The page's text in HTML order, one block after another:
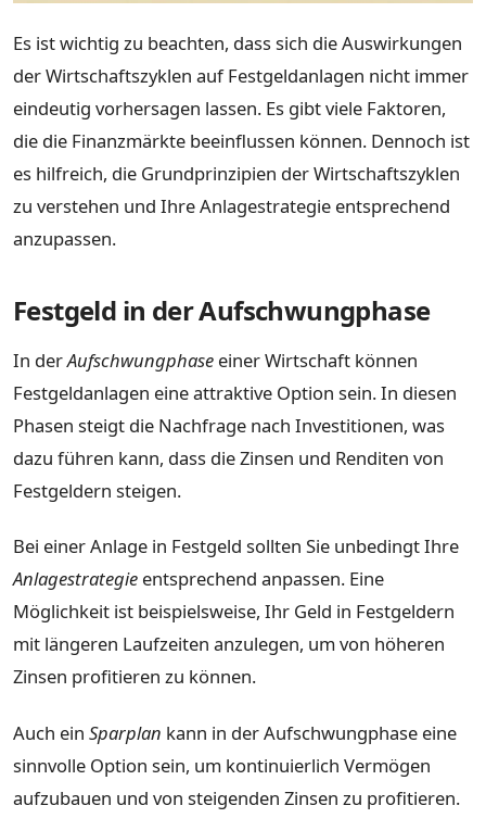
Es ist wichtig zu beachten, dass sich die Auswirkungen
der Wirtschaftszyklen auf Festgeldanlagen nicht immer
eindeutig vorhersagen lassen. Es gibt viele Faktoren,
die die Finanzmärkte beeinflussen können. Dennoch ist
es hilfreich, die Grundprinzipien der Wirtschaftszyklen
zu verstehen und Ihre Anlagestrategie entsprechend
anzupassen.
Festgeld in der Aufschwungphase
In derAufschwungphase einer Wirtschaft können
Festgeldanlagen eine attraktive Option sein. In diesen
Phasen steigt die Nachfrage nach Investitionen, was
dazu führen kann, dass die Zinsen und Renditen von
Festgeldern steigen.
Bei einer Anlage in Festgeld sollten Sie unbedingt Ihre
Anlagestrategie entsprechend anpassen. Eine
Möglichkeit ist beispielsweise, Ihr Geld in Festgeldern
mit längeren Laufzeiten anzulegen, um von höheren
Zinsen profitieren zu können.
Auch ein Sparplan kann in der Aufschwungphase eine
sinnvolle Option sein, um kontinuierlich Vermögen
aufzubauen und von steigenden Zinsen zu profitieren.